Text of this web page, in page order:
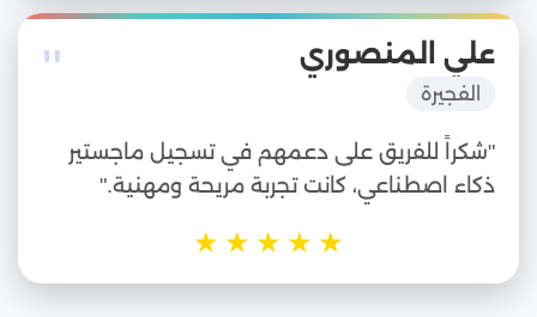
" علي المنصوري
الفجيرة
"شكراً للفريق على دعمهم في تسجيل ماجستير
ذكاء اصطناعي، كانت تجربة مريحة ومهنية."
★
★
★
★
★